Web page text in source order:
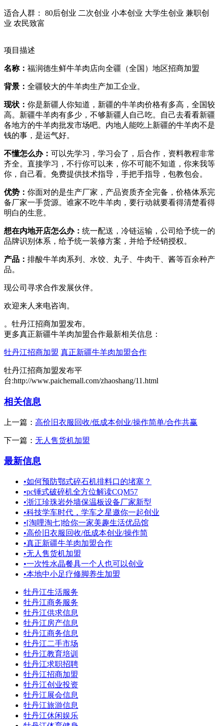
适合人群： 80后创业 二次创业 小本创业 大学生创业 兼职创
业 农民致富
项目描述
名称： 福润德生鲜牛羊肉店向全疆（全国）地区招商加盟
背景： 全疆较大的牛羊肉生产加工企业。
现状： 你是新疆人你知道，新疆的牛羊肉价格有多高，全国较
高。新疆牛羊肉有多少，不够新疆人自己吃。自己去看看新疆
各地方的牛羊肉批发市场吧。内地人能吃上新疆的牛羊肉不是
钱的事，是运气好。
不懂怎么办： 可以先学习，学习会了，后合作，资料教程非常
齐全。直接学习，不行你可以来，你不可能不知道，你来我等
你，自己看。免费提供技术指导，手把手指导，包教包会。
优势： 你面对的是生产厂家，产品资质齐全完备，价格体系完
备厂家一手货源。谁家不吃牛羊肉，要行动就要看得清楚看得
明白的生意。
想在内地开店怎么办： 统一配送，冷链运输，公司给予统一的
品牌识别体系，给予统一装修方案，并给予经销授权。
产品： 排酸牛羊肉系列、水饺、丸子、牛肉干、酱等百余种产
品。
现公司寻求合作发展伙伴。
欢迎来人来电咨询。
。牡丹江招商加盟发布。
更多真正新疆牛羊肉加盟合作最新相关信息：
牡丹江招商加盟 真正新疆牛羊肉加盟合作
牡丹江招商加盟发布平
台:http://www.paichemall.com/zhaoshang/11.html
相关信息
上一篇： 高价旧衣服回收/低成本创业/操作简单/合作共赢
下一篇： 无人售货机加盟
最新信息
•如何预防鄂式碎石机排料口的堵塞？
•pc锤式破碎机全方位解读CQM57
•浙江珍珠岩外墙保温板设备厂家新型
•科技学车时代，学车之星邀你一起创业
•[淘哩淘七]给你一家美趣生活优品馆
•高价旧衣服回收/低成本创业/操作简
•真正新疆牛羊肉加盟合作
•无人售货机加盟
•一次性水晶餐具一个人也可以创业
•本地中小足疗修脚养生加盟
牡丹江生活服务
牡丹江商务服务
牡丹江供求信息
牡丹江房产信息
牡丹江商务信息
牡丹江二手市场
牡丹江教育培训
牡丹江求职招聘
牡丹江招商加盟
牡丹江创业投资
牡丹江展会信息
牡丹江旅游信息
牡丹江休闲娱乐